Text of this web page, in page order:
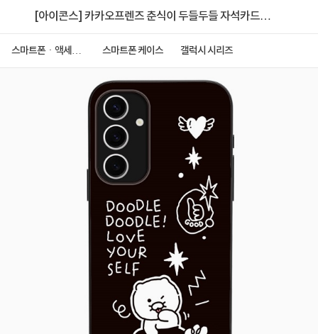
[아이콘스] 카카오프렌즈 춘식이 두들두들 자석카드
스마트폰ㆍ액세서
스마트폰 케이스 갤럭시 시리즈